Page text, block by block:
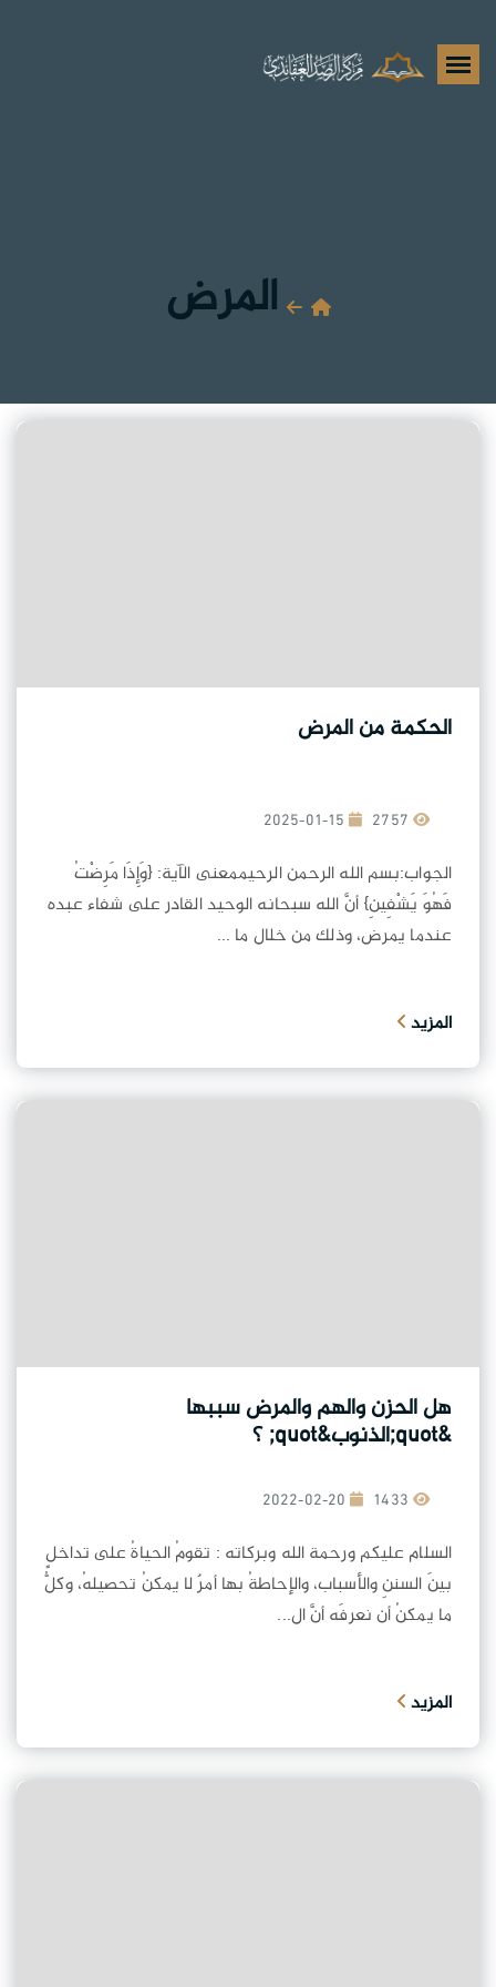
المرض
الحكمة من المرض
2025-01-15
الجواب:بسم الله الرحمن الرحيممعنى الآية: {وَإِذَا مَرِضْتُ
فَهُوَ يَشْفِينِ} أنَّ الله سبحانه الوحيد القادر على شفاء عبده
عندما يمرض، وذلك من خلال ما ...
المزيد
هل الحزن والهم والمرض سببها
&quot;الذنوب&quot; ؟
2022-02-20
السلام عليكم ورحمة الله وبركاته : تقومُ الحياةُ على تداخلٍ
بينَ السننِ والأسباب، والإحاطةُ بها أمرٌ لا يمكنُ تحصيلهُ، وكلُّ
ما يمكنُ أن نعرفَه أنَّ ال...
المزيد